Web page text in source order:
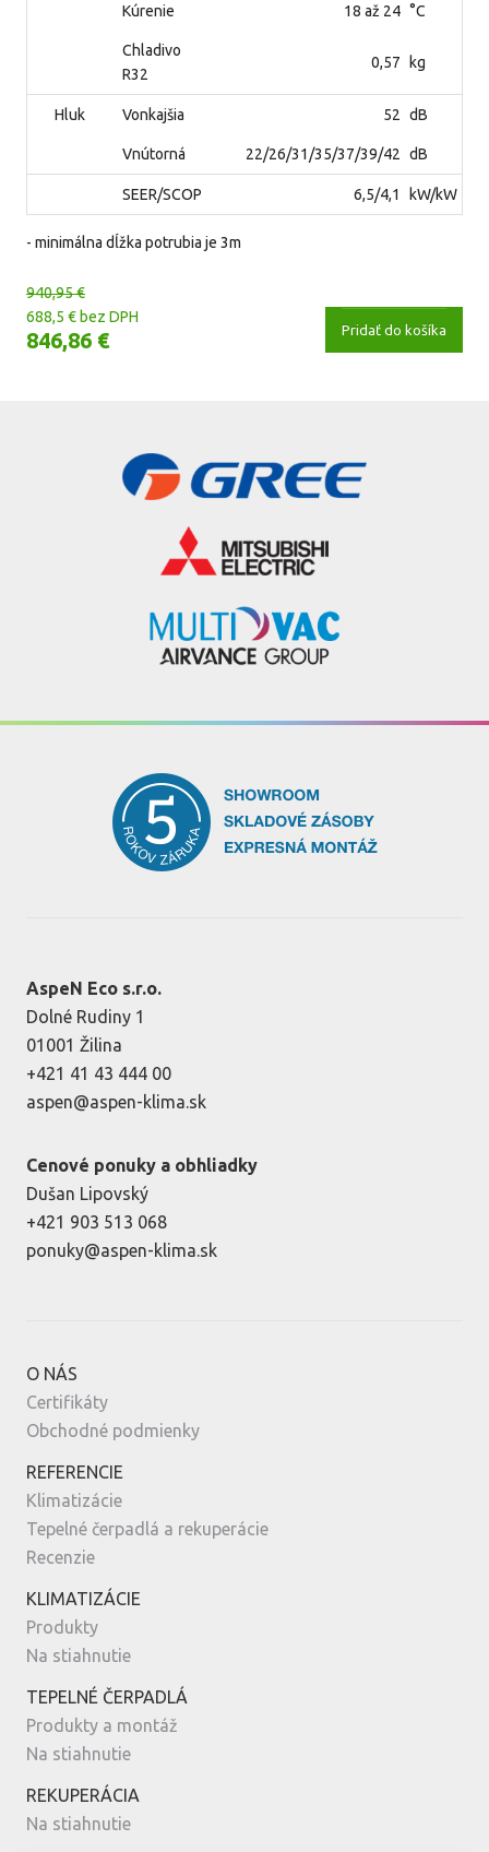
Kúrenie 18 až 24 °C
Chladivo
R32
0,57 kg
Hluk Vonkajšia 52 dB
Vnútorná 22/26/31/35/37/39/42 dB
SEER/SCOP 6,5/4,1 kW/kW
- minimálna dĺžka potrubia je 3m
940,95 €
688,5 € bez DPH
846,86 € Pridať do košíka
AspeN Eco s.r.o.
Dolné Rudiny 1
01001 Žilina
+421 41 43 444 00
aspen@aspen-klima.sk
Cenové ponuky a obhliadky
Dušan Lipovský
+421 903 513 068
ponuky@aspen-klima.sk
O NÁS
Certifikáty
Obchodné podmienky
REFERENCIE
Klimatizácie
Tepelné čerpadlá a rekuperácie
Recenzie
KLIMATIZÁCIE
Produkty
Na stiahnutie
TEPELNÉ ČERPADLÁ
Produkty a montáž
Na stiahnutie
REKUPERÁCIA
Na stiahnutie